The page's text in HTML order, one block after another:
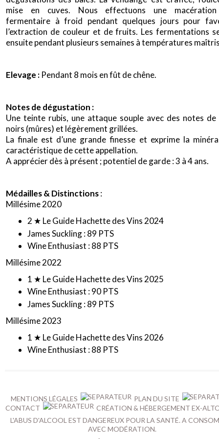
mise en cuves. Nous effectuons une
fermentaire à froid pendant quelques jours pour
l’extraction de couleur et de fruits. Les fermentations
ensuite pendant plusieurs semaines à températures
Elevage : Pendant 8 mois en fût de chêne.
Notes de dégustation :
Une teinte rubis, une attaque souple avec des notes
noirs (mûres) et légèrement grillées.
La finale est d’une grande finesse et exprime la
caractéristique de cette appellation.
A apprécier dès à présent ; potentiel de garde : 3 à 4 ans.
Médailles & Distinctions:
Millésime 2020
2 ★ Le Guide Hachette des Vins 2024
James Suckling : 89 PTS
Wine Enthusiast : 88 PTS
Millésime 2022
1 ★ Le Guide Hachette des Vins 2025
Wine Enthusiast : 90 PTS
James Suckling : 89 PTS
Millésime 2023
1 ★ Le Guide Hachette des Vins 2026
Wine Enthusiast : 88 PTS
MENTIONS LÉGALES
PLAN DU SITE
CONTACT
CRÉATION & HÉBERGEMENT EX-
L'ABUS D'ALCOOL EST DANGEREUX POUR LA SANTÉ. A
AVEC MODÉRATION.